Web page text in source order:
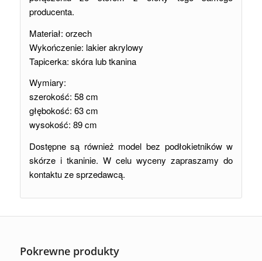
producenta.
Materiał: orzech
Wykończenie: lakier akrylowy
Tapicerka: skóra lub tkanina
Wymiary:
szerokość: 58 cm
głębokość: 63 cm
wysokość: 89 cm
Dostępne są również model bez podłokietników w
skórze i tkaninie. W celu wyceny zapraszamy do
kontaktu ze sprzedawcą.
Pokrewne produkty